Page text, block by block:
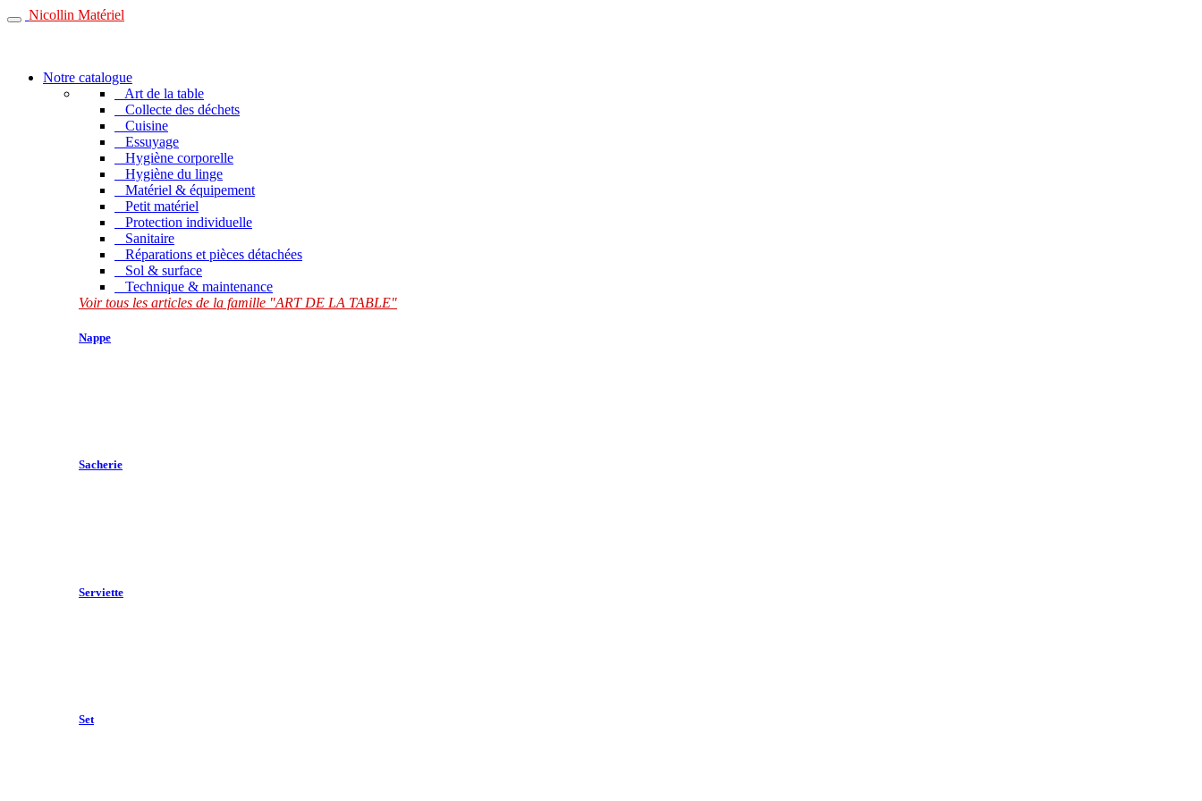
Nicollin Matériel
Notre catalogue
Art de la table
Collecte des déchets
Cuisine
Essuyage
Hygiène corporelle
Hygiène du linge
Matériel & équipement
Petit matériel
Protection individuelle
Sanitaire
Réparations et pièces détachées
Sol & surface
Technique & maintenance
Voir tous les articles de la famille "ART DE LA TABLE"
Nappe
Sacherie
Serviette
Set